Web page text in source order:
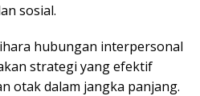
sosial.
hubungan interpersonal
strategi yang efektif
otak dalam jangka panjang.